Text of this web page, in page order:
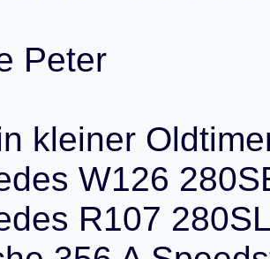
Peter
n kleiner Oldtime
des W126 280S
des R107 280S